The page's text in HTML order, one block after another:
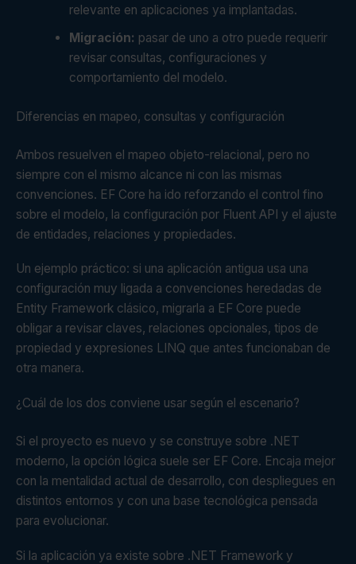
relevante en aplicaciones ya implantadas.
Migración: pasar de uno a otro puede requerir
revisar consultas, configuraciones y
comportamiento del modelo.
Diferencias en mapeo, consultas y configuración
Ambos resuelven el mapeo objeto-relacional, pero no
siempre con el mismo alcance ni con las mismas
convenciones. EF Core ha ido reforzando el control fino
sobre el modelo, la configuración por Fluent API y el ajuste
de entidades, relaciones y propiedades.
Un ejemplo práctico: si una aplicación antigua usa una
configuración muy ligada a convenciones heredadas de
Entity Framework clásico, migrarla a EF Core puede
obligar a revisar claves, relaciones opcionales, tipos de
propiedad y expresiones LINQ que antes funcionaban de
otra manera.
¿Cuál de los dos conviene usar según el escenario?
Si el proyecto es nuevo y se construye sobre .NET
moderno, la opción lógica suele ser EF Core. Encaja mejor
con la mentalidad actual de desarrollo, con despliegues en
distintos entornos y con una base tecnológica pensada
para evolucionar.
Si la aplicación ya existe sobre .NET Framework y